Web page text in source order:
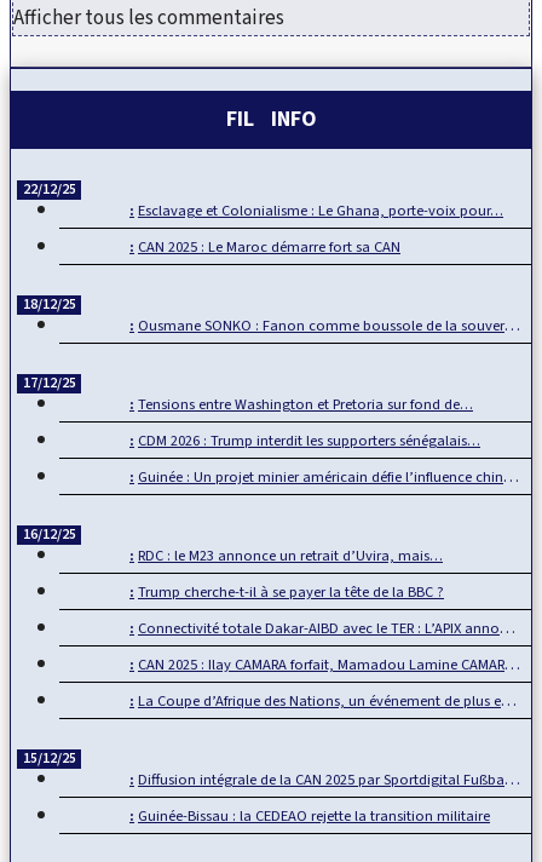
Afficher tous les commentaires
FIL INFO
22/12/25
Esclavage et Colonialisme : Le Ghana, porte-voix pour…
CAN 2025 : Le Maroc démarre fort sa CAN
18/12/25
Ousmane SONKO : Fanon comme boussole de la souveraineté…
17/12/25
Tensions entre Washington et Pretoria sur fond de…
CDM 2026 : Trump interdit les supporters sénégalais…
Guinée : Un projet minier américain défie l’influence chinoise
16/12/25
RDC : le M23 annonce un retrait d’Uvira, mais…
Trump cherche-t-il à se payer la tête de la BBC ?
Connectivité totale Dakar-AIBD avec le TER : L’APIX annonce…
CAN 2025 : Ilay CAMARA forfait, Mamadou Lamine CAMARA…
La Coupe d’Afrique des Nations, un événement de plus en plus…
15/12/25
Diffusion intégrale de la CAN 2025 par Sportdigital Fußball, le…
Guinée-Bissau : la CEDEAO rejette la transition militaire